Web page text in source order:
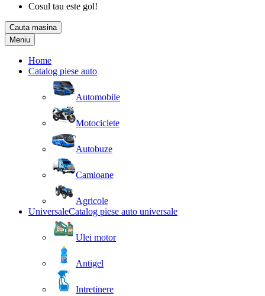
Cosul tau este gol!
Cauta masina
Meniu
Home
Catalog piese auto
Automobile
Motociclete
Autobuze
Camioane
Agricole
UniversaleCatalog piese auto universale
Ulei motor
Antigel
Intretinere